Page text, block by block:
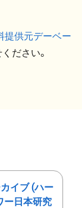
提供元デーベー
ださい。
イブ (ハー
ー日本研究